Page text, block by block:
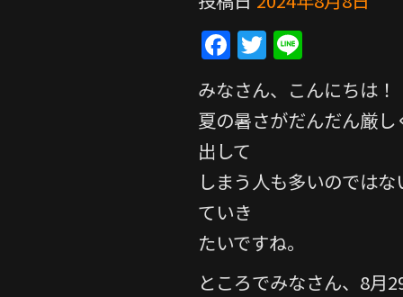
F
a
c
e
b
o
o
k
T
itt
er
n
e
みなさん、こんにちは！
夏の暑さがだんだん厳
出して
しまう人も多いのでは
ていき
たいですね。
ところでみなさん、8月